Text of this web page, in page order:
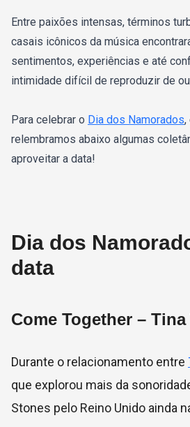
Entre paixões intensas, términos
casais icônicos da música
sentimentos, experiências e até
intimidade difícil de reproduzir de
Para celebrar o Dia dos Namorados,
relembramos abaixo algumas
aproveitar a data!
Dia dos
data
Come Together – Tina
Durante o relacionamento entre
que explorou mais da
Stones pelo Reino Unido ainda